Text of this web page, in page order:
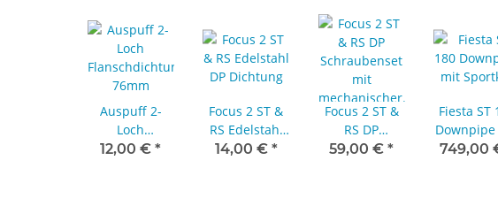
Auspuff 2-
Loch
Flanschdichtung
12,00 €*
Focus 2 ST &
RS Edelstahl
DP Dichtung
14,00 € *
Focus 2 ST &
RS DP
Schraubenset
59,00 €*
Fiesta ST
749,00